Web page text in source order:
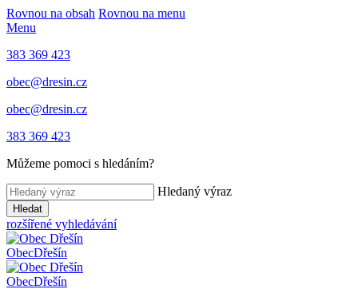
Rovnou na obsah Rovnou na menu
Menu
383 369 423
obec@dresin.cz
obec@dresin.cz
383 369 423
Můžeme pomoci s hledáním?
Hledaný výraz
Hledat
rozšířené vyhledávání
ObecDřešín
ObecDřešín